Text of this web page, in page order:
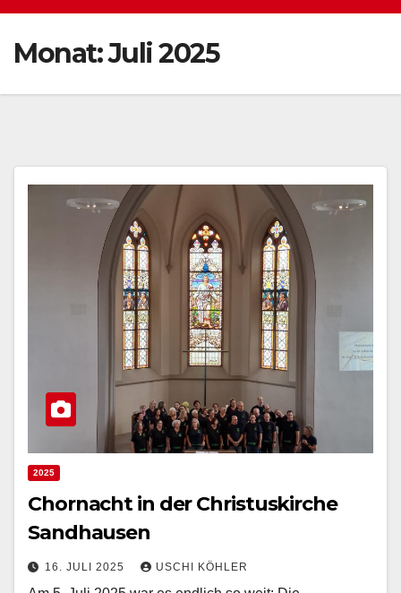
Monat:Juli 2025
2025
Chornacht in der Christuskirche
Sandhausen
16. JULI 2025 USCHI KÖHLER